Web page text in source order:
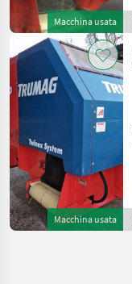
Macchina usata
Macchina usata